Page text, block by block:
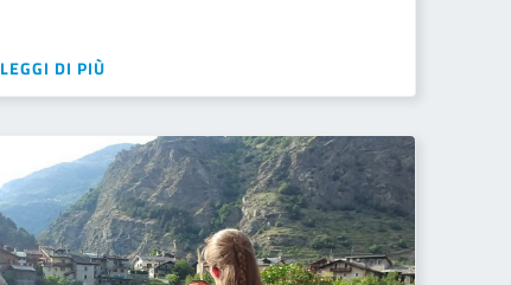
LEGGI DI PIÙ